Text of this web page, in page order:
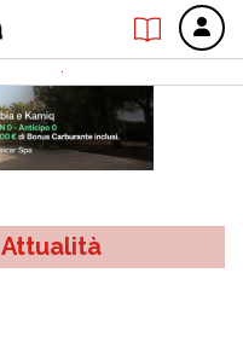
Attualità